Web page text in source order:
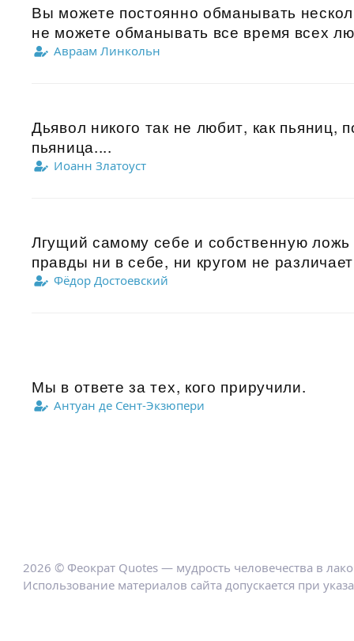
Вы можете постоянно обманывать
не можете обманывать все время всех
Авраам Линкольн
Дьявол никого так не любит, как пьяниц,
пьяница....
Иоанн Златоуст
Лгущий самому себе и собственную
правды ни в себе, ни кругом не
Фёдор Достоевский
Мы в ответе за тех, кого приручили.
Антуан де Сент-Экзюпери
2026 © Феократ Quotes — мудрость человечества в
Использование материалов сайта допускается при